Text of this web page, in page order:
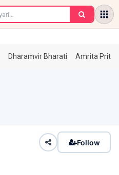
Dharamvir Bharati Amrita
Follow